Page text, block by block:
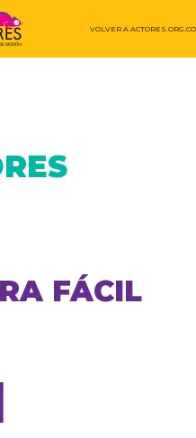
VOLVER A ACTORES.ORG.CO
FÁCIL